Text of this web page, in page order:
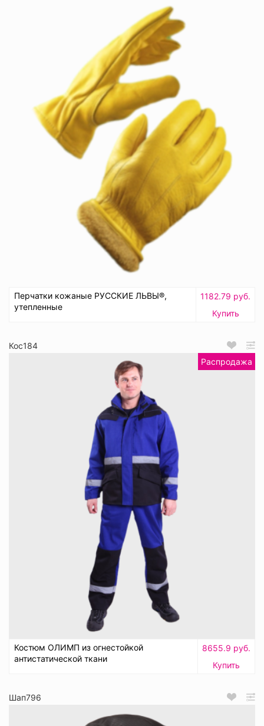
Перчатки кожаные РУССКИЕ ЛЬВЫ®,
утепленные
1182.79 руб.
Купить
Кос184
Распродажа
Костюм ОЛИМП из огнестойкой
антистатической ткани
8655.9 руб.
Купить
Шап796